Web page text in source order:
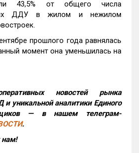
43,5% от общего числа
ДДУ в жилом и нежилом
прошлого года равнялась
момент она уменьшилась на
новостей рынка
уникальной аналитики Единого
— в нашем телеграм-
.
нам!